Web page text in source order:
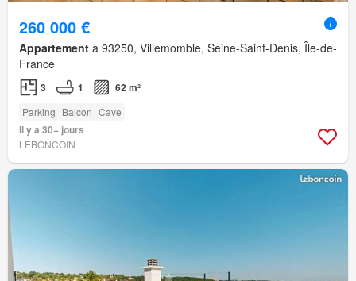
260 000 €
Appartement à 93250, Villemomble, Seine-Saint-Denis, Île-de-
France
3 1 62 m²
Parking Balcon Cave
Il y a 30+ jours
LEBONCOIN